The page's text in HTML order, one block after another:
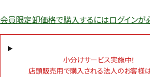
会員限定卸価格で購入するにはログインが
小分けサービス実施中！
店頭販売用で購入される法人のお客様